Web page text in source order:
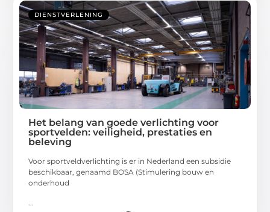
DIENSTVERLENING
Het belang van goede verlichting voor
sportvelden: veiligheid, prestaties en
beleving
Voor sportveldverlichting is er in Nederland een subsidie
beschikbaar, genaamd BOSA (Stimulering bouw en
onderhoud